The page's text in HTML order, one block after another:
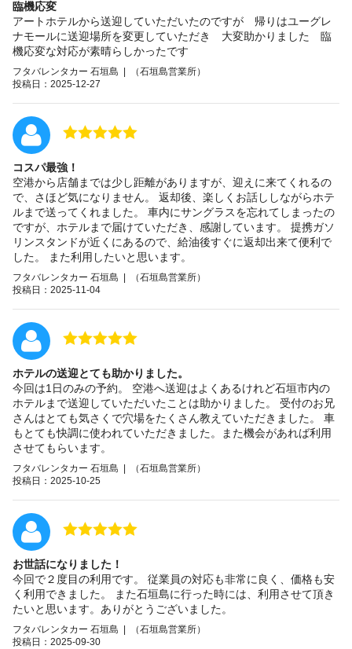
臨機応変
アートホテルから送迎していただいたのですが 帰りはユーグレ
ナモールに送迎場所を変更していただき 大変助かりました 臨
機応変な対応が素晴らしかったです
フタバレンタカー 石垣島 | （石垣島営業所）
投稿日：2025-12-27
コスパ最強！
空港から店舗までは少し距離がありますが、迎えに来てくれるの
で、さほど気になりません。 返却後、楽しくお話ししながらホテ
ルまで送ってくれました。 車内にサングラスを忘れてしまったの
ですが、ホテルまで届けていただき、感謝しています。 提携ガソ
リンスタンドが近くにあるので、給油後すぐに返却出来て便利で
した。 また利用したいと思います。
フタバレンタカー 石垣島 | （石垣島営業所）
投稿日：2025-11-04
ホテルの送迎とても助かりました。
今回は1日のみの予約。 空港へ送迎はよくあるけれど石垣市内の
ホテルまで送迎していただいたことは助かりました。 受付のお兄
さんはとても気さくで穴場をたくさん教えていただきました。 車
もとても快調に使われていただきました。また機会があれば利用
させてもらいます。
フタバレンタカー 石垣島 | （石垣島営業所）
投稿日：2025-10-25
お世話になりました！
今回で２度目の利用です。 従業員の対応も非常に良く、価格も安
く利用できました。 また石垣島に行った時には、利用させて頂き
たいと思います。ありがとうございました。
フタバレンタカー 石垣島 | （石垣島営業所）
投稿日：2025-09-30